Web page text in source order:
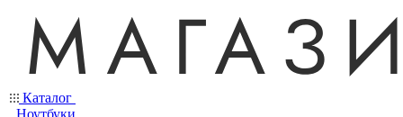
Каталог
Ноутбуки